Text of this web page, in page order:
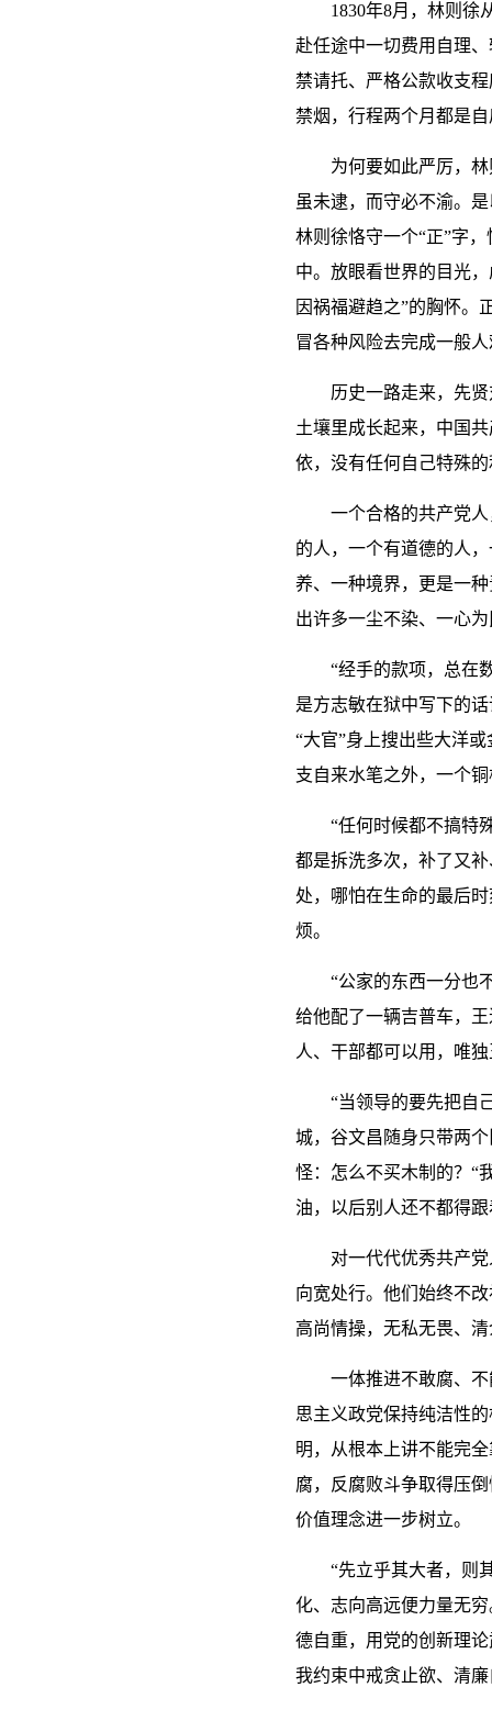
1830年8月，林则徐
赴任途中一切费用自理
禁请托、严格公款收支
禁烟，行程两个月都是
为何要如此严厉，
虽未逮，而守必不渝。
林则徐恪守一个“正”字
中。放眼看世界的目光
因祸福避趋之”的胸怀。
冒各种风险去完成一般
历史一路走来，先
土壤里成长起来，中国
依，没有任何自己特殊
一个合格的共产党
的人，一个有道德的人
养、一种境界，更是一
出许多一尘不染、一心
“经手的款项，总在
是方志敏在狱中写下的
“大官”身上搜出些大洋
支自来水笔之外，一个
“任何时候都不搞特
都是拆洗多次，补了又
处，哪怕在生命的最后
烦。
“公家的东西一分也
给他配了一辆吉普车，
人、干部都可以用，唯
“当领导的要先把自
城，谷文昌随身只带两
怪：怎么不买木制的？“
油，以后别人还不都得
对一代代优秀共产
向宽处行。他们始终不
高尚情操，无私无畏、
一体推进不敢腐、
思主义政党保持纯洁性
明，从根本上讲不能完
腐，反腐败斗争取得压
价值理念进一步树立。
“先立乎其大者，则
化、志向高远便力量无
德自重，用党的创新理
我约束中戒贪止欲、清